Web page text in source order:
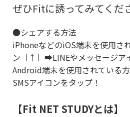
ぜひFitに誘ってみてくだ
●シェアする方法
iPhoneなどのiOS端末を使用さ
ン［↑］➡LINEやメッセージア
Android端末を使用されている
SMSアイコンをタップ！
【Fit NET STUDYとは】